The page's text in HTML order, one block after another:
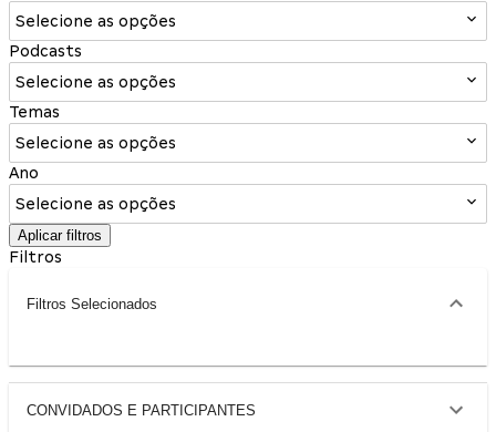
Selecione as opções
Podcasts
Selecione as opções
Temas
Selecione as opções
Ano
Selecione as opções
Aplicar filtros
Filtros
Filtros Selecionados
CONVIDADOS E PARTICIPANTES